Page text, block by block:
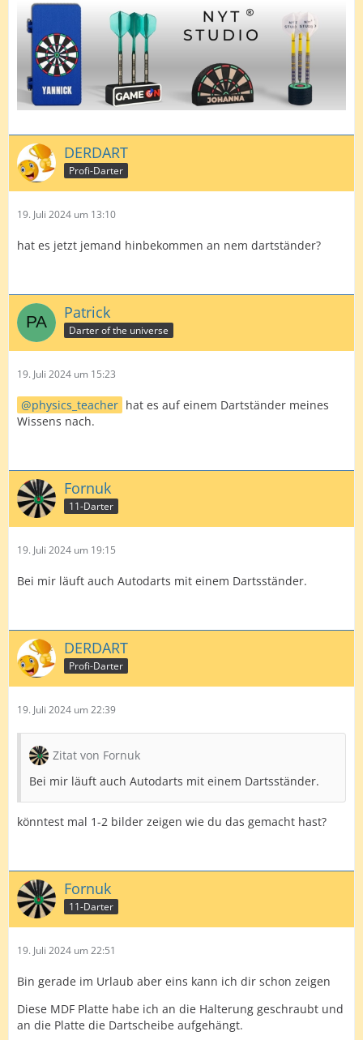
DERDART
Profi-Darter
19. Juli 2024 um 13:10
hat es jetzt jemand hinbekommen an nem dartständer?
Patrick
Darter of the universe
19. Juli 2024 um 15:23
physics_teacher hat es auf einem Dartständer meines
Wissens nach.
Fornuk
11-Darter
19. Juli 2024 um 19:15
Bei mir läuft auch Autodarts mit einem Dartsständer.
DERDART
Profi-Darter
19. Juli 2024 um 22:39
Zitat von Fornuk
Bei mir läuft auch Autodarts mit einem Dartsständer.
könntest mal 1-2 bilder zeigen wie du das gemacht hast?
Fornuk
11-Darter
19. Juli 2024 um 22:51
Bin gerade im Urlaub aber eins kann ich dir schon zeigen
Diese MDF Platte habe ich an die Halterung geschraubt und
an die Platte die Dartscheibe aufgehängt.